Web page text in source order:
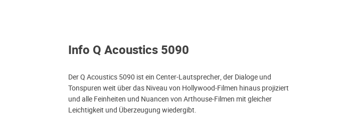
Info Q Acoustics 5090
Der Q Acoustics 5090 ist ein Center-Lautsprecher, der Dialoge und
Tonspuren weit über das Niveau von Hollywood-Filmen hinaus projiziert
und alle Feinheiten und Nuancen von Arthouse-Filmen mit gleicher
Leichtigkeit und Überzeugung wiedergibt.